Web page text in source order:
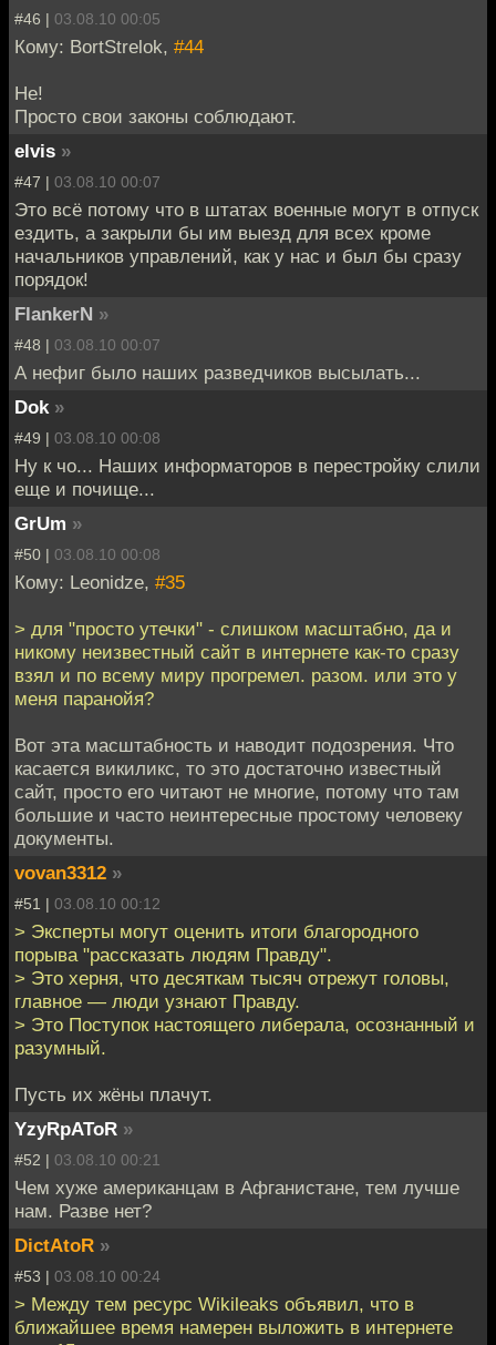
#46 | 03.08.10 00:05
Кому: BortStrelok, #44
Не!
Просто свои законы соблюдают.
elvis »
#47 | 03.08.10 00:07
Это всё потому что в штатах военные могут в отпуск
ездить, а закрыли бы им выезд для всех кроме
начальников управлений, как у нас и был бы сразу
порядок!
FlankerN »
#48 | 03.08.10 00:07
А нефиг было наших разведчиков высылать...
Dok »
#49 | 03.08.10 00:08
Ну к чо... Наших информаторов в перестройку слили
еще и почище...
GrUm »
#50 | 03.08.10 00:08
Кому: Leonidze, #35
> для "просто утечки" - слишком масштабно, да и
никому неизвестный сайт в интернете как-то сразу
взял и по всему миру прогремел. разом. или это у
меня паранойя?
Вот эта масштабность и наводит подозрения. Что
касается викиликс, то это достаточно известный
сайт, просто его читают не многие, потому что там
большие и часто неинтересные простому человеку
документы.
vovan3312 »
#51 | 03.08.10 00:12
> Эксперты могут оценить итоги благородного
порыва "рассказать людям Правду".
> Это херня, что десяткам тысяч отрежут головы,
главное — люди узнают Правду.
> Это Поступок настоящего либерала, осознанный и
разумный.
Пусть их жёны плачут.
YzyRpAToR »
#52 | 03.08.10 00:21
Чем хуже американцам в Афганистане, тем лучше
нам. Разве нет?
DictAtoR »
#53 | 03.08.10 00:24
> Между тем ресурс Wikileaks объявил, что в
ближайшее время намерен выложить в интернете